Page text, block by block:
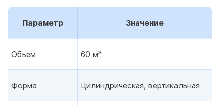
Параметр Значение
Объем 60 м³
Форма Цилиндрическая, вертикальная